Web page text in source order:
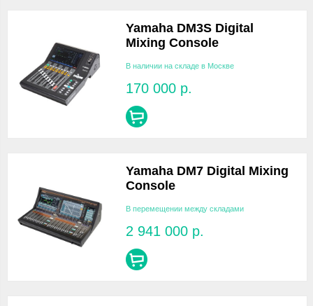
Yamaha DM3S Digital
Mixing Console
В наличии на складе в Москве
170 000 р.
Yamaha DM7 Digital Mixing
Console
В перемещении между складами
2 941 000 р.